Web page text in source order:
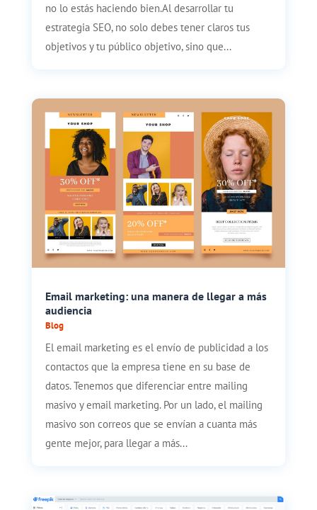
no lo estás haciendo bien.Al desarrollar tu
estrategia SEO, no solo debes tener claros tus
objetivos y tu público objetivo, sino que...
Email marketing: una manera de llegar a más
audiencia
Blog
El email marketing es el envío de publicidad a los
contactos que la empresa tiene en su base de
datos. Tenemos que diferenciar entre mailing
masivo y email marketing. Por un lado, el mailing
masivo son correos que se envían a cuanta más
gente mejor, para llegar a más...